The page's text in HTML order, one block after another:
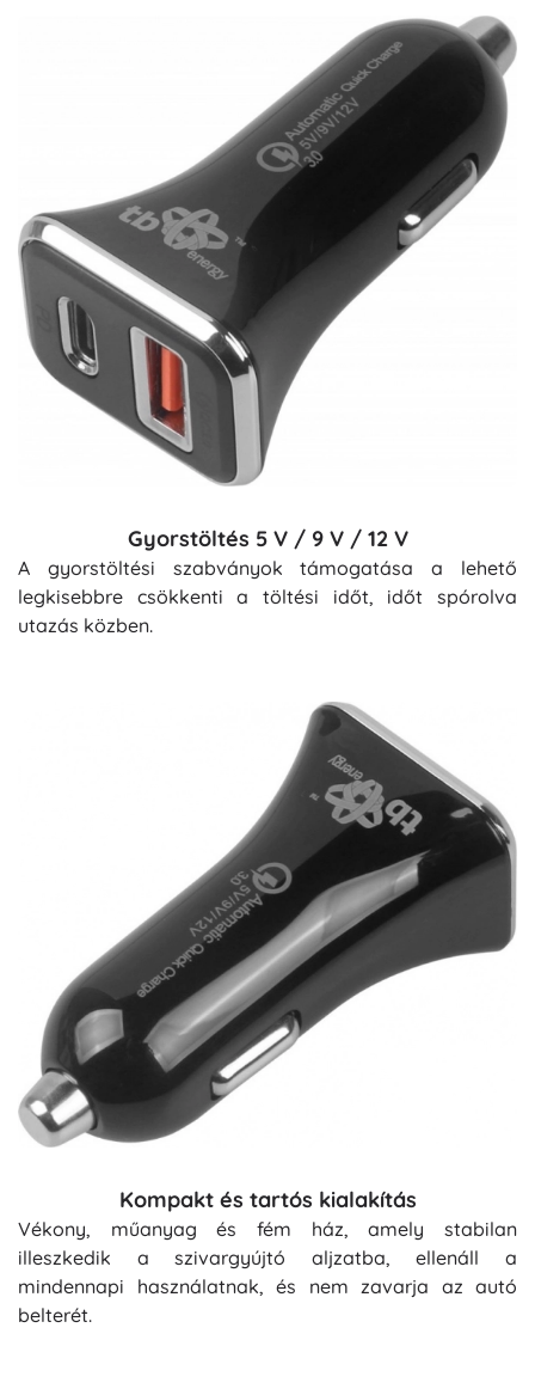
Gyorstöltés 5 V / 9 V / 12 V
A gyorstöltési szabványok támogatása a lehető
legkisebbre csökkenti a töltési időt, időt spórolva
utazás közben.
Kompakt és tartós kialakítás
Vékony, műanyag és fém ház, amely stabilan
illeszkedik a szivargyújtó aljzatba, ellenáll a
mindennapi használatnak, és nem zavarja az autó
belterét.